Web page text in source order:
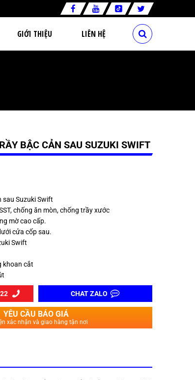
GIỚI THIỆU LIÊN HỆ
BẬC CẢN SAU SUZUKI SWIFT
sau Suzuki Swift
chống ăn mòn, chống trầy xước
mờ cao cấp.
cửa cốp sau.
Swift
khoan cắt
CHAT ZALO
YÊU CẦU BÁO GIÁ
xác nhận và giao hàng tận nơi